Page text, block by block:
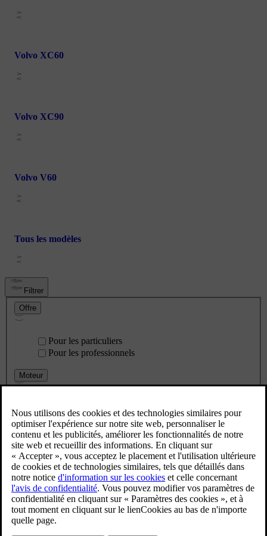
Volvo XC60
Volvo XC90
Volvo V60
Tous les modèles
Filtrer
Offre
Pour les particuliers
Pour les professionnels
Moteur
Plug-in hybrid
Essence
Modèle
XC60
Éditions spéciales